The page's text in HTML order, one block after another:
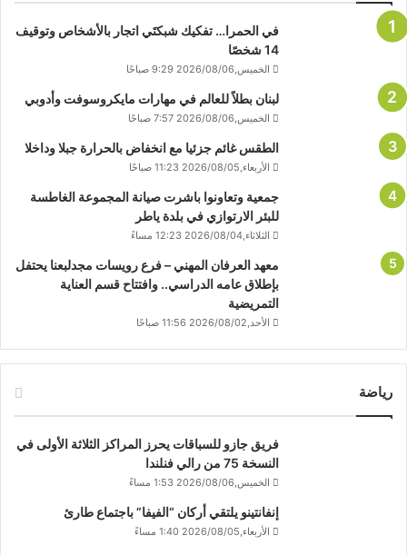
في الحمرا… تفكيك شبكتَي اتجار بالأشخاص وتوقيف
14 شخصًا
الخميس,2026/08/06 9:29 صباحًا
لبنان بطلاً للعالم في مهارات مايكروسوفت وأدوبي
الخميس,2026/08/06 7:57 صباحًا
الطقس غائم جزئيا مع انخفاض بالحرارة جبلا وداخلا
الأربعاء,2026/08/05 11:23 صباحًا
جمعية وتعاونوا باشرت صيانة المجموعة الغاطسة
للبئر الارتوازي في بلدة ياطر
الثلاثاء,2026/08/04 12:23 مساءً
معهد العرفان المهني – فرع رويسات مجدلبعنا يحتفل
بإطلاق عامه الدراسي.. وافتتاح قسم العناية
التمريضية
الأحد,2026/08/02 11:56 صباحًا
رياضة
فريق جازو للسباقات يحرز المراكز الثلاثة الأولى في
النسخة 75 من رالي فنلندا
الخميس,2026/08/06 1:53 مساءً
إنفانتينو يلتقي أركان “الفيفا” باجتماع طارئ
الأربعاء,2026/08/05 1:40 مساءً